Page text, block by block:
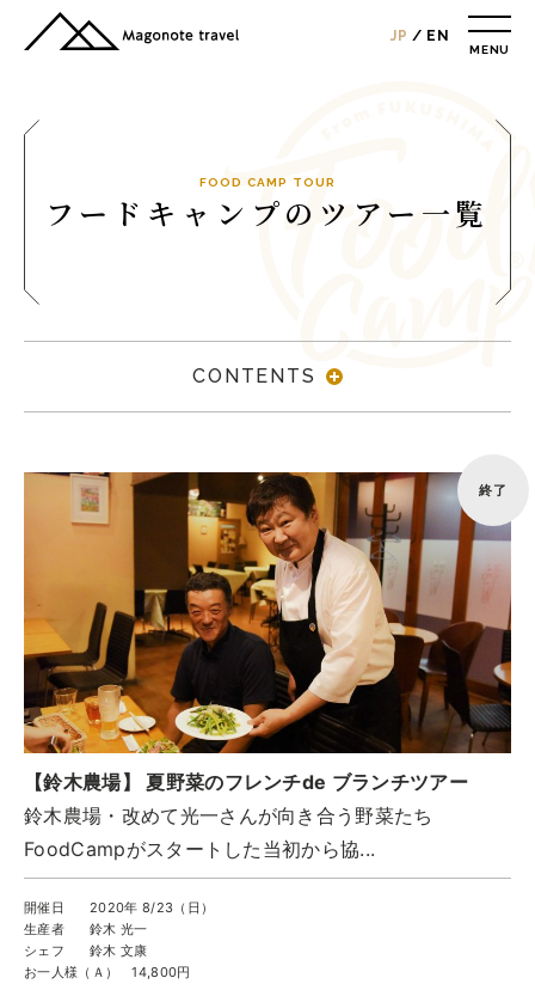
JP EN
MENU
リクルート情報
総合お問合せ
旅行条件書
孫の手トラベル
お問合せ
FOOD CAMP
フードキャンプ
トップ
ツアー一覧
参加の流れ
メール会員登録
お問合せ
Food Camp（English）
FOOD CAMP TOUR
フードキャンプのツアー一覧
CONTENTS
終了
【鈴木農場】 夏野菜のフレンチde ブランチツアー
鈴木農場・改めて光一さんが向き合う野菜たち
FoodCampがスタートした当初から協...
開催日
2020年 8/23（日）
生産者
鈴木 光一
シェフ
鈴木 文康
お一人様（Ａ）
14,800円